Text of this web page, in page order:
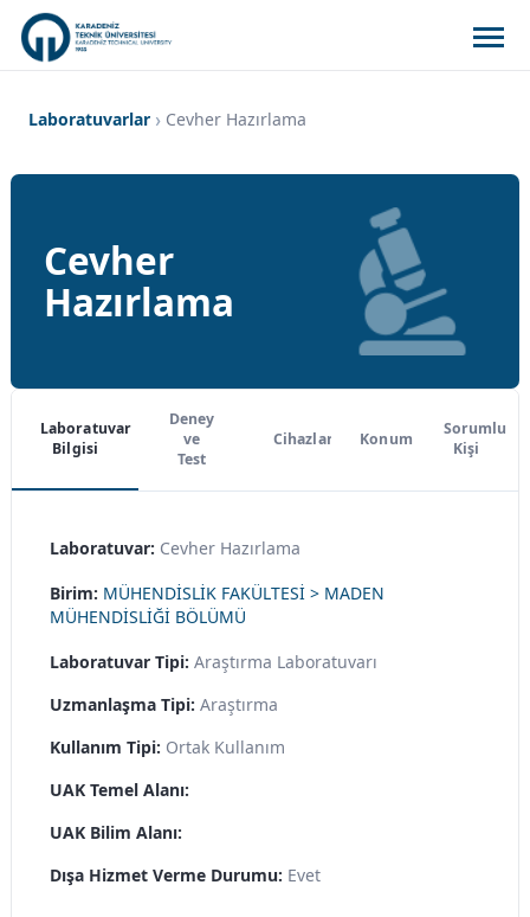
Laboratuvarlar Cevher Hazırlama
Cevher
Hazırlama
Laboratuvar
Bilgisi
Deney
ve
Test
Cihazlar Konum
Sorumlu
Kişi
Laboratuvar: Cevher Hazırlama
Birim: MÜHENDİSLİK FAKÜLTESİ > MADEN
MÜHENDİSLİĞİ BÖLÜMÜ
Laboratuvar Tipi: Araştırma Laboratuvarı
Uzmanlaşma Tipi: Araştırma
Kullanım Tipi: Ortak Kullanım
UAK Temel Alanı:
UAK Bilim Alanı:
Dışa Hizmet Verme Durumu: Evet